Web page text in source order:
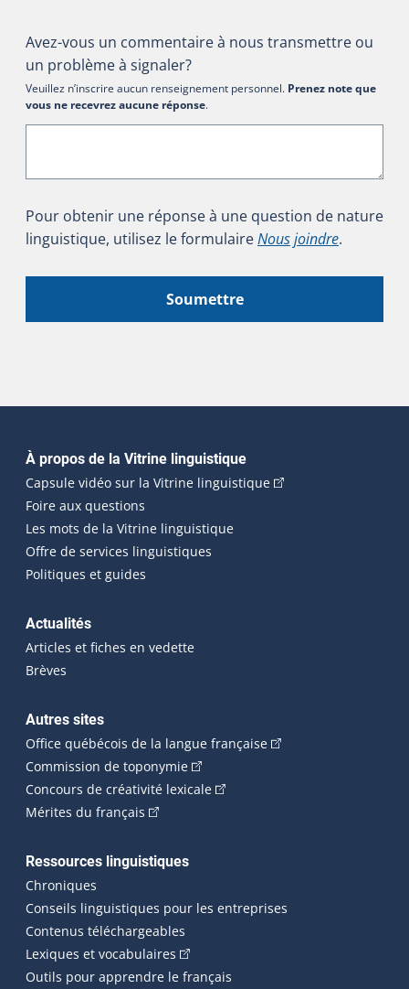
Avez-vous un commentaire à nous transmettre ou
un problème à signaler?
Veuillez n’inscrire aucun renseignement personnel. Prenez note que
vous ne recevrez aucune réponse.
Pour obtenir une réponse à une question de nature
linguistique, utilisez le formulaireNous joindre.
Soumettre
Navigation principale
À propos de la Vitrine linguistique
Capsule vidéo sur la Vitrine linguistique(Cet hyperlien
Foire aux questions
Les mots de la Vitrine linguistique
Offre de services linguistiques
Politiques et guides
Actualités
Articles et fiches en vedette
Brèves
Autres sites
Office québécois de la langue française(Cet hyperlien
Commission de toponymie(Cet hyperlien externe s'ouvrira
Concours de créativité lexicale(Cet hyperlien externe
Mérites du français (Cet hyperlien externe s'ouvrira dans une
Ressources linguistiques
Chroniques
Conseils linguistiques pour les entreprises
Contenus téléchargeables
Lexiques et vocabulaires (Cet hyperlien externe s'ouvrira
Outils pour apprendre le français